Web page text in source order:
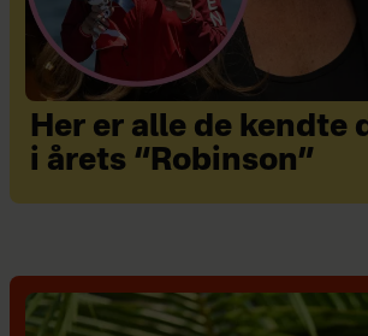
Her er alle de kendte
i årets “Robinson”